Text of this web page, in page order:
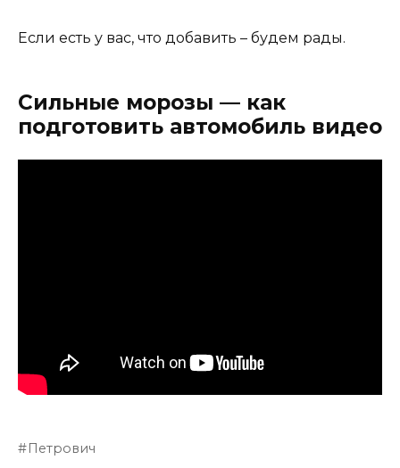
Если есть у вас, что добавить – будем рады.
Сильные морозы — как
подготовить автомобиль видео
Петрович